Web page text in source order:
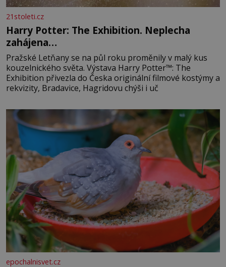
21stoleti.cz
Harry Potter: The Exhibition. Neplecha
zahájena…
Pražské Letňany se na půl roku proměnily v malý kus
kouzelnického světa. Výstava Harry Potter™: The
Exhibition přivezla do Česka originální filmové kostýmy a
rekvizity, Bradavice, Hagridovu chýši i uč
epochalnisvet.cz